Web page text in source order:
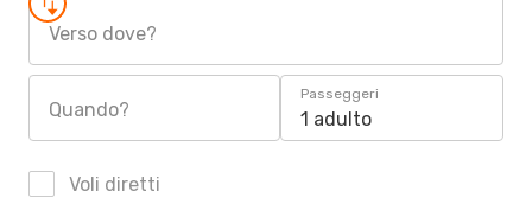
Verso dove?
Quando?
Passeggeri
1 adulto
Voli diretti